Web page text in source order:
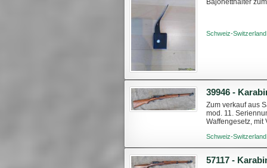
Bajonetthalter
Schweiz-
39946 -
Zum verkauf aus
mod. 11.
Waffengesetz, mit
Schweiz-
57117 -